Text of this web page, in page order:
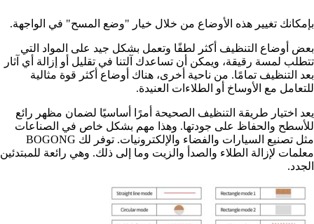
بإمكانك تغيير هذه الأوضاع من خلال خيار "وضع المسح" في الواجهة.
بعض أوضاع التنظيف أكثر لطفًا وتعمل بشكل جيد على المواد التي
تتطلب لمسة رقيقة، ويمكن أن تساعدك آلتنا في تقليل أو إزالة أي آثار
بعد التنظيف تمامًا. من ناحية أخرى، هناك أوضاع أكثر قوة مثالية
للتعامل مع الأوساخ أو الطلاءات العنيدة.
يعد اختيار طريقة التنظيف الصحيحة أمرًا أساسيًا لضمان مظهر رائع
للأسطح والحفاظ على جودتها. وهذا مهم بشكل خاص في الصناعات
مثل تصنيع السيارات والفضاء والإلكترونيات. توفر لك BOGONG
معلمات لإزالة الطلاء والصدأ والزيت وما إلى ذلك. وهي رائعة للمبتدئين
الجدد.